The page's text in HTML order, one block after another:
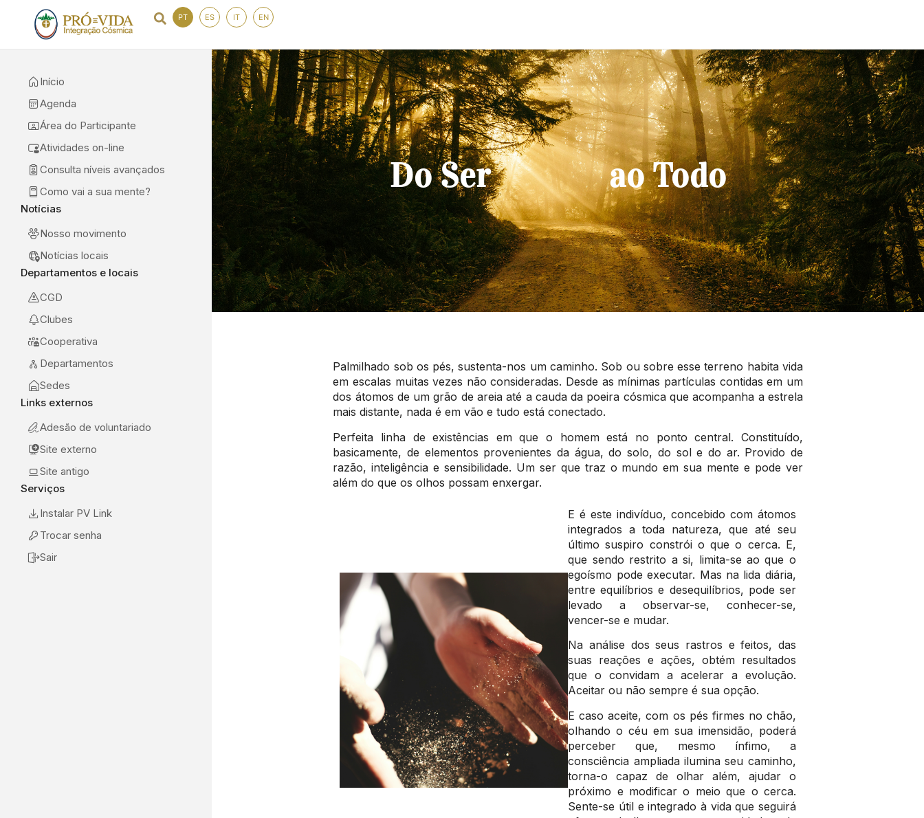
PT ES IT EN
Início
Agenda
Área do Participante
Atividades on-line
Consulta níveis avançados
Como vai a sua mente?
Notícias
Nosso movimento
Notícias locais
Departamentos e locais
CGD
Clubes
Cooperativa
Departamentos
Sedes
Links externos
Adesão de voluntariado
Site externo
Site antigo
Serviços
Instalar PV Link
Trocar senha
Sair
Do Ser ao Todo
Palmilhado sob os pés, sustenta-nos um caminho. Sob ou sobre esse terreno habita vida
em escalas muitas vezes não consideradas. Desde as mínimas partículas contidas em um
dos átomos de um grão de areia até a cauda da poeira cósmica que acompanha a estrela
mais distante, nada é em vão e tudo está conectado.
Perfeita linha de existências em que o homem está no ponto central. Constituído,
basicamente, de elementos provenientes da água, do solo, do sol e do ar. Provido de
razão, inteligência e sensibilidade. Um ser que traz o mundo em sua mente e pode ver
além do que os olhos possam enxergar.
E é este indivíduo, concebido com átomos
integrados a toda natureza, que até seu
último suspiro constrói o que o cerca. E,
que sendo restrito a si, limita-se ao que o
egoísmo pode executar. Mas na lida diária,
entre equilíbrios e desequilíbrios, pode ser
levado a observar-se, conhecer-se,
vencer-se e mudar.
Na análise dos seus rastros e feitos, das
suas reações e ações, obtém resultados
que o convidam a acelerar a evolução.
Aceitar ou não sempre é sua opção.
E caso aceite, com os pés firmes no chão,
olhando o céu em sua imensidão, poderá
perceber que, mesmo ínfimo, a
consciência ampliada ilumina seu caminho,
torna-o capaz de olhar além, ajudar o
próximo e modificar o meio que o cerca.
Sente-se útil e integrado à vida que seguirá